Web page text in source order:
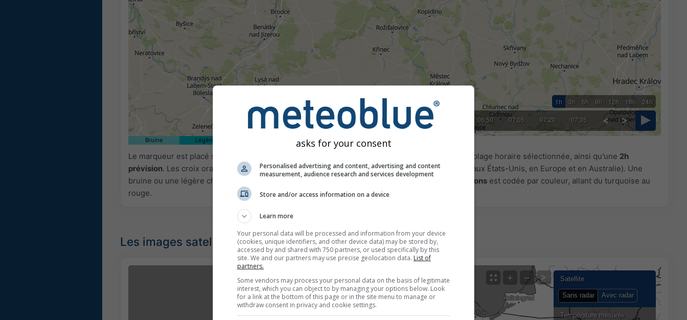
1h 3h 6h 9h 12h 18h 24h
05:20 05:35 05:50 06:05 06:20 06:50 07:05 07:20 07:35
Bruine Légère Fort Très fort
Le marqueur est placé sur Sobotka. Cette animation montre le pour la plage horaire sélectionnée, ainsi qu'une 2h
prévision. Les croix orange indiquent la foudre. Données fournies parnowcast.de(disponibles aux États-Unis, en Europe et en Australie). Une
bruine ou une légère chute de neige peut être invisible pour le radar.
L'intensité des précipitations est codée par couleur, allant du turquoise au
rouge.
Les images satellites actuelles, Tchéquie
Satellite
Sans radar Avec radar
Température mesurée
+ −
asks for your consent
Personalised advertising and content, advertising and content
measurement, audience research and services development
Store and/or access information on a device
Learn more
Your personal data will be processed and information from your device
(cookies, unique identifiers, and other device data) may be stored by,
accessed by and shared with 750 partners, or used specifically by this
site. We and our partners may use precise geolocation data. List of
partners.
Some vendors may process your personal data on the basis of legitimate
interest, which you can object to by managing your options below. Look
for a link at the bottom of this page or in the site menu to manage or
withdraw consent in privacy and cookie settings.